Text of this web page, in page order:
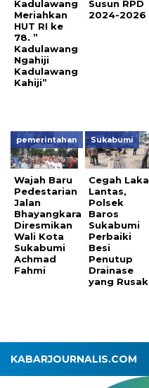
Kadulawang
Meriahkan
HUT RI ke
78. ”
Kadulawang
Ngahiji
Kadulawang
Kahiji”
Susun RPD
2024-2026
pemerintahan
Wajah Baru
Pedestarian
Jalan
Bhayangkara
Diresmikan
Wali Kota
Sukabumi
Achmad
Fahmi
Sukabumi
Cegah Laka
Lantas,
Polsek
Baros
Sukabumi
Perbaiki
Besi
Penutup
Drainase
yang Rusak
KABARJOURNALIS.COM